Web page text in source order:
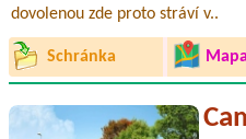
dovolenou zde proto stráví v..
Schránka Mapa